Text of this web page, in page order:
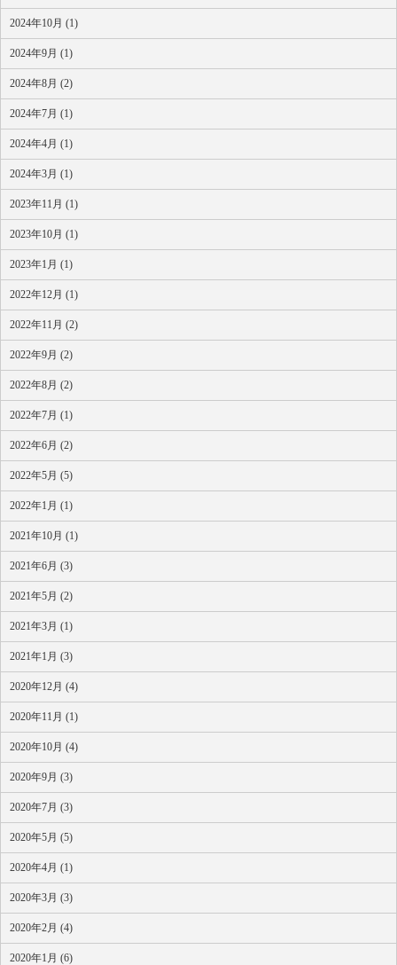
2024年10月 (1)
2024年9月 (1)
2024年8月 (2)
2024年7月 (1)
2024年4月 (1)
2024年3月 (1)
2023年11月 (1)
2023年10月 (1)
2023年1月 (1)
2022年12月 (1)
2022年11月 (2)
2022年9月 (2)
2022年8月 (2)
2022年7月 (1)
2022年6月 (2)
2022年5月 (5)
2022年1月 (1)
2021年10月 (1)
2021年6月 (3)
2021年5月 (2)
2021年3月 (1)
2021年1月 (3)
2020年12月 (4)
2020年11月 (1)
2020年10月 (4)
2020年9月 (3)
2020年7月 (3)
2020年5月 (5)
2020年4月 (1)
2020年3月 (3)
2020年2月 (4)
2020年1月 (6)